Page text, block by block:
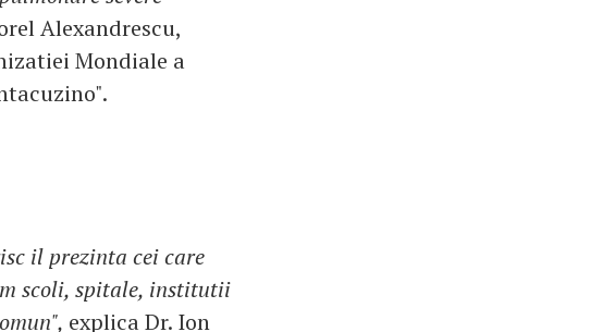
Alexandrescu,
Mondiale a
il prezinta cei care
scoli, spitale, institutii
explica Dr. Ion